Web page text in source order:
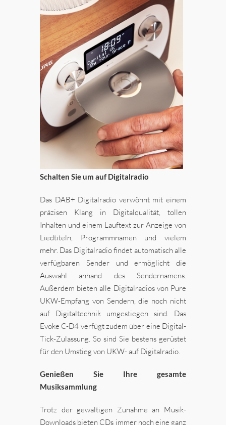
Schalten Sie um auf Digitalradio
Das DAB+ Digitalradio verwöhnt mit einem
präzisen Klang in Digitalqualität, tollen
Inhalten und einem Lauftext zur Anzeige von
Liedtiteln, Programmnamen und vielem
mehr. Das Digitalradio findet automatisch alle
verfügbaren Sender und ermöglicht die
Auswahl anhand des Sendernamens.
Außerdem bieten alle Digitalradios von Pure
UKW-Empfang von Sendern, die noch nicht
auf Digitaltechnik umgestiegen sind. Das
Evoke C-D4 verfügt zudem über eine Digital-
Tick-Zulassung. So sind Sie bestens gerüstet
für den Umstieg von UKW- auf Digitalradio.
Genießen Sie Ihre gesamte
Musiksammlung
Trotz der gewaltigen Zunahme an Musik-
Downloads bieten CDs immer noch eine ganz